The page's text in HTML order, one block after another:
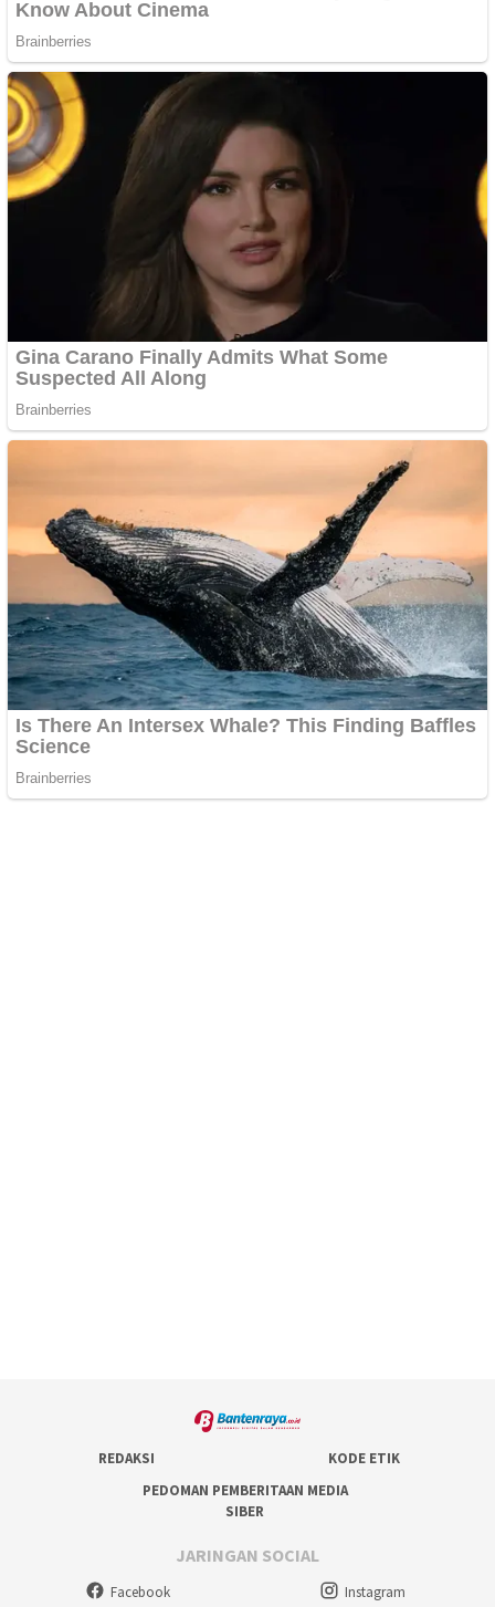
REDAKSI
KODE ETIK
PEDOMAN PEMBERITAAN MEDIA
SIBER
JARINGAN SOCIAL
Facebook Instagram